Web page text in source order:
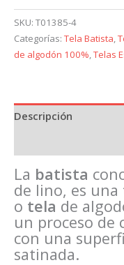
SKU: T01385-4
Categorías: Tela Batista
de algodón 100% Telas
Descripción
La batista
de lino, es una
o tela de
un proceso de
con una
satinada.